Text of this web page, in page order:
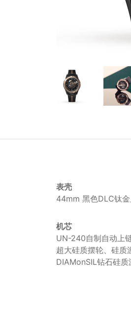
表壳
44mm 黑色DLC钛
机芯
UN-240自制自动上
超大硅质摆轮、硅质
DIAMonSIL钻石硅质